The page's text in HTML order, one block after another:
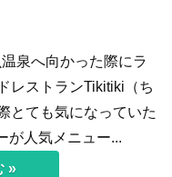
泉へ向かった際にラ
レストランTikitiki（ち
とても気になっていた
が人気メニュー...
»